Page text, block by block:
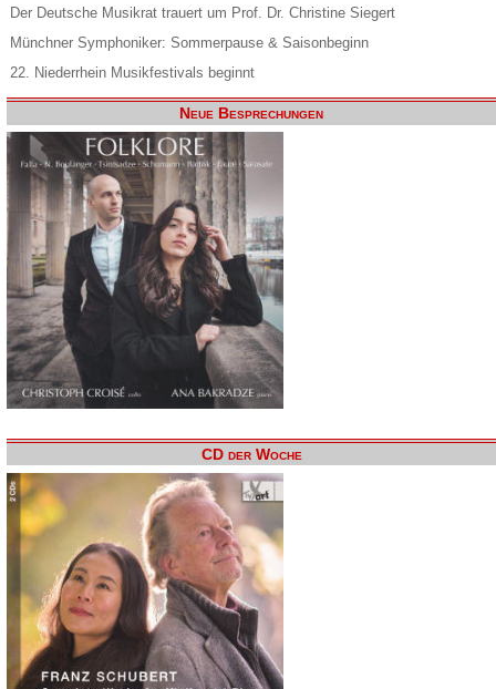
Der Deutsche Musikrat trauert um Prof. Dr. Christine Siegert
Münchner Symphoniker: Sommerpause & Saisonbeginn
22. Niederrhein Musikfestivals beginnt
Neue Besprechungen
CD der Woche